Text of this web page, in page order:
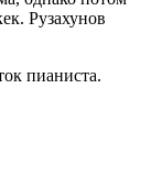
Рузахунов
пианиста.